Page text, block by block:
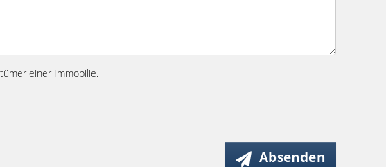
einer Immobilie.
Absenden